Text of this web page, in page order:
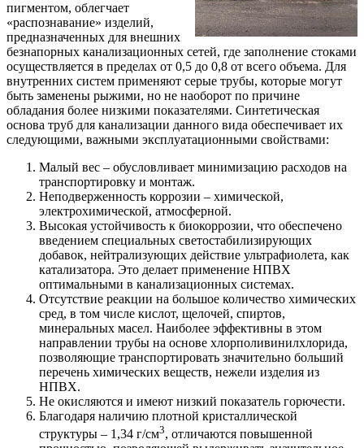
пигментом, облегчает
«распознавание» изделий,
предназначенных для внешних
безнапорных канализационных сетей, где заполнение стоками
осуществляется в пределах от 0,5 до 0,8 от всего объема. Для
внутренних систем применяют серые трубы, которые могут
быть заменены рыжими, но не наоборот по причине
обладания более низкими показателями. Синтетическая
основа труб для канализации данного вида обеспечивает их
следующими, важными эксплуатационными свойствами:
Малый вес – обусловливает минимизацию расходов на
транспортировку и монтаж.
Неподверженность коррозии – химической,
электрохимической, атмосферной.
Высокая устойчивость к биокоррозии, что обеспечено
введением специальных светостабилизирующих
добавок, нейтрализующих действие ультрафиолета, как
катализатора. Это делает применение НПВХ
оптимальными в канализационных системах.
Отсутствие реакции на большое количество химических
сред, в том числе кислот, щелочей, спиртов,
минеральных масел. Наиболее эффективны в этом
направлении трубы на основе хлорполивинилхлорида,
позволяющие транспортировать значительно больший
перечень химических веществ, нежели изделия из
НПВХ.
Не окисляются и имеют низкий показатель горючести.
Благодаря наличию плотной кристаллической
структуры – 1,34 г/см3, отличаются повышенной